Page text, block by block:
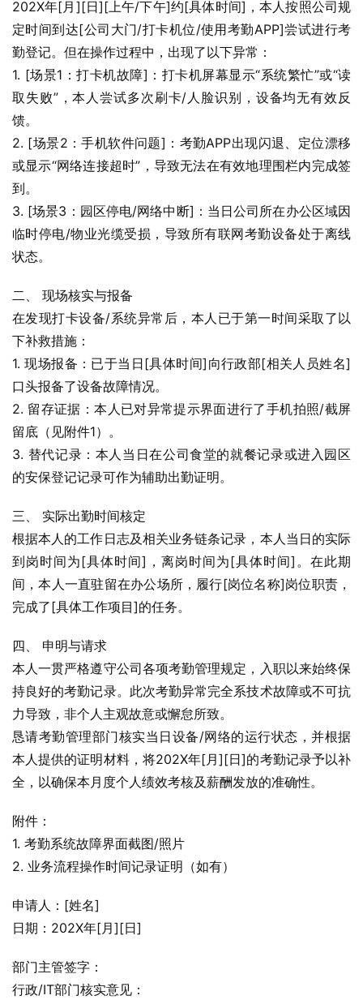
202X年[月][日][上午/下午]约[具体时间]，本人按照公司规
定时间到达[公司大门/打卡机位/使用考勤APP]尝试进行考
勤登记。但在操作过程中，出现了以下异常：
1. [场景1：打卡机故障]：打卡机屏幕显示“系统繁忙”或“读
取失败”，本人尝试多次刷卡/人脸识别，设备均无有效反
馈。
2. [场景2：手机软件问题]：考勤APP出现闪退、定位漂移
或显示“网络连接超时”，导致无法在有效地理围栏内完成签
到。
3. [场景3：园区停电/网络中断]：当日公司所在办公区域因
临时停电/物业光缆受损，导致所有联网考勤设备处于离线
状态。
二、 现场核实与报备
在发现打卡设备/系统异常后，本人已于第一时间采取了以
下补救措施：
1. 现场报备：已于当日[具体时间]向行政部[相关人员姓名]
口头报备了设备故障情况。
2. 留存证据：本人已对异常提示界面进行了手机拍照/截屏
留底（见附件1）。
3. 替代记录：本人当日在公司食堂的就餐记录或进入园区
的安保登记记录可作为辅助出勤证明。
三、 实际出勤时间核定
根据本人的工作日志及相关业务链条记录，本人当日的实际
到岗时间为[具体时间]，离岗时间为[具体时间]。在此期
间，本人一直驻留在办公场所，履行[岗位名称]岗位职责，
完成了[具体工作项目]的任务。
四、 申明与请求
本人一贯严格遵守公司各项考勤管理规定，入职以来始终保
持良好的考勤记录。此次考勤异常完全系技术故障或不可抗
力导致，非个人主观故意或懈怠所致。
恳请考勤管理部门核实当日设备/网络的运行状态，并根据
本人提供的证明材料，将202X年[月][日]的考勤记录予以补
全，以确保本月度个人绩效考核及薪酬发放的准确性。
附件：
1. 考勤系统故障界面截图/照片
2. 业务流程操作时间记录证明（如有）
申请人：[姓名]
日期：202X年[月][日]
部门主管签字：
行政/IT部门核实意见：